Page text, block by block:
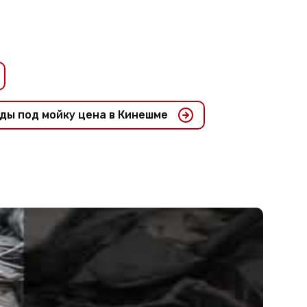
под мойку цена в Кинешме